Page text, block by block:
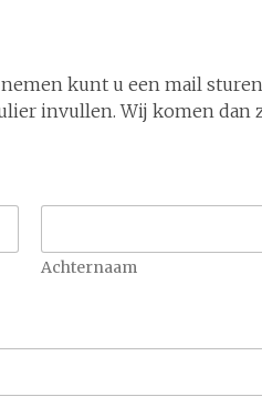
kunt u een mail
invullen. Wij komen dan
Achternaam